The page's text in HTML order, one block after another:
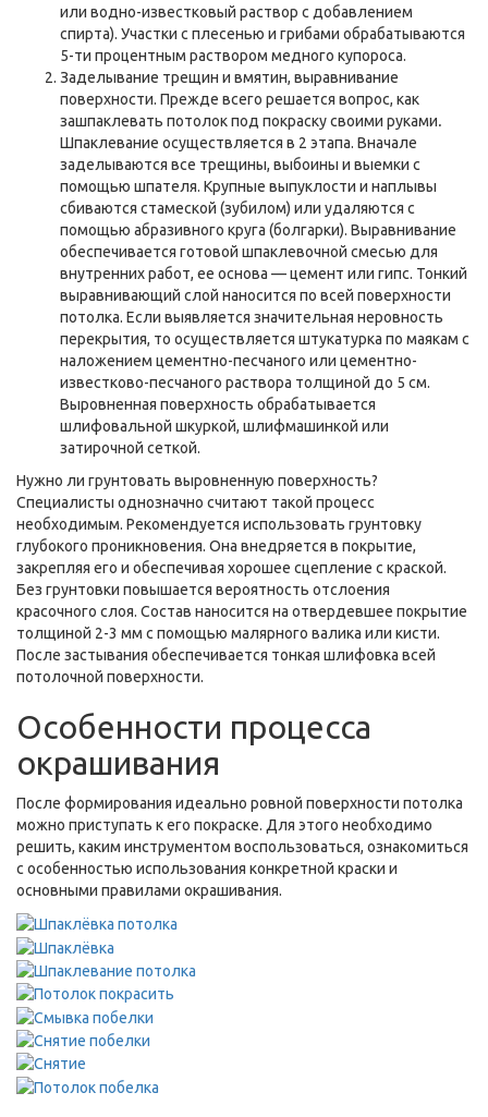
или водно-известковый раствор с добавлением
спирта). Участки с плесенью и грибами обрабатываются
5-ти процентным раствором медного купороса.
Заделывание трещин и вмятин, выравнивание
поверхности. Прежде всего решается вопрос, как
зашпаклевать потолок под покраску своими руками.
Шпаклевание осуществляется в 2 этапа. Вначале
заделываются все трещины, выбоины и выемки с
помощью шпателя. Крупные выпуклости и наплывы
сбиваются стамеской (зубилом) или удаляются с
помощью абразивного круга (болгарки). Выравнивание
обеспечивается готовой шпаклевочной смесью для
внутренних работ, ее основа — цемент или гипс. Тонкий
выравнивающий слой наносится по всей поверхности
потолка. Если выявляется значительная неровность
перекрытия, то осуществляется штукатурка по маякам с
наложением цементно-песчаного или цементно-
известково-песчаного раствора толщиной до 5 см.
Выровненная поверхность обрабатывается
шлифовальной шкуркой, шлифмашинкой или
затирочной сеткой.
Нужно ли грунтовать выровненную поверхность?
Специалисты однозначно считают такой процесс
необходимым. Рекомендуется использовать грунтовку
глубокого проникновения. Она внедряется в покрытие,
закрепляя его и обеспечивая хорошее сцепление с краской.
Без грунтовки повышается вероятность отслоения
красочного слоя. Состав наносится на отвердевшее покрытие
толщиной 2-3 мм с помощью малярного валика или кисти.
После застывания обеспечивается тонкая шлифовка всей
потолочной поверхности.
Особенности процесса
окрашивания
После формирования идеально ровной поверхности потолка
можно приступать к его покраске. Для этого необходимо
решить, каким инструментом воспользоваться, ознакомиться
с особенностью использования конкретной краски и
основными правилами окрашивания.